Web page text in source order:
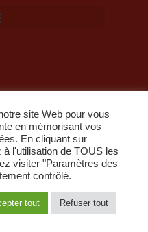
Mézeray
site Web pour vous
en mémorisant vos
En cliquant sur
l'utilisation de TOUS les
visiter "Paramètres des
contrôlé.
tout Refuser tout